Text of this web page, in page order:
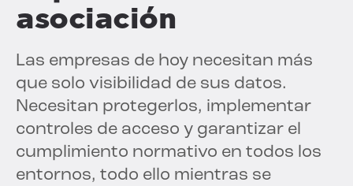
asociación
Las empresas de hoy necesitan más
que solo visibilidad de sus datos.
Necesitan protegerlos, implementar
controles de acceso y garantizar el
cumplimiento normativo en todos los
entornos, todo ello mientras se